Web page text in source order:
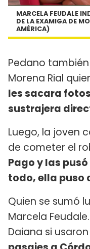
MARCELA FEUDALE
DE LA EXAMIGA DE
AMÉRICA)
Pedano
Morena Rial
les sacara
sustrajera
Luego, la joven
de cometer el
Pago y las
todo, ella puso
Quien se sumó
Marcela
Daiana si